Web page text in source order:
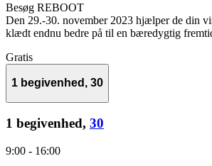
Besøg REBOOT
Den 29.-30. november 2023 hjælper de din
klædt endnu bedre på til en bæredygtig
Gratis
1 begivenhed, 30
1 begivenhed, 30
9:00 - 16:00